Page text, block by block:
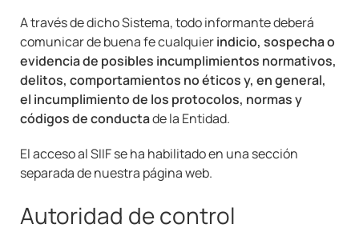
A través de dicho Sistema, todo informante deberá
comunicar de buena fe cualquierindicio, sospecha o
evidencia de posibles incumplimientos normativos,
delitos, comportamientos no éticos y, en general,
el incumplimiento de los protocolos, normas y
códigos de conductade la Entidad.
El acceso al SIIF se ha habilitado en una sección
separada de nuestra página web.
Autoridad de control